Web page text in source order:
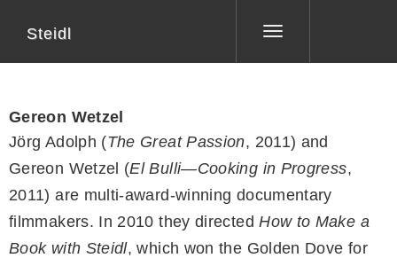
Toggle
Steidl
Gereon Wetzel
Jörg Adolph (The Great Passion, 2011) and
Gereon Wetzel (El Bulli—Cooking in Progress,
2011) are multi-award-winning documentary
filmmakers. In 2010 they directedHow to Make a
Book with Steidl, which won the Golden Dove for